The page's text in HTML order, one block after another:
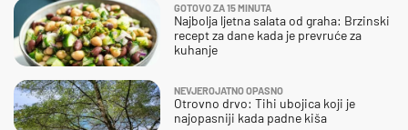
GOTOVO ZA 15 MINUTA
Najbolja ljetna salata od graha: Brzinski
recept za dane kada je prevruće za
kuhanje
NEVJEROJATNO OPASNO
Otrovno drvo: Tihi ubojica koji je
najopasniji kada padne kiša